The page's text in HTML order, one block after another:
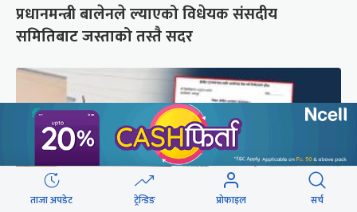
प्रधानमन्त्री बालेनले ल्याएको विधेयक संसदीय
समितिबाट जस्ताको तस्तै सदर
ताजा अपडेट ट्रेन्डिङ प्रोफाइल सर्च